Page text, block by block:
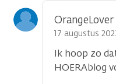
OrangeLover
17 augustus
Ik hoop zo
HOERAblog